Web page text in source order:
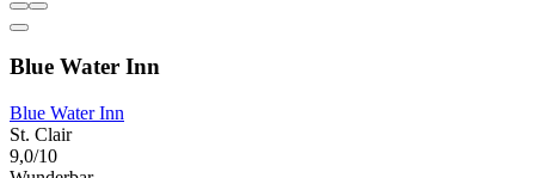
Blue Water Inn
Blue Water Inn
St. Clair
9,0/10